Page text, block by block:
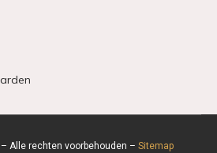
Alle rechten voorbehouden – Sitemap